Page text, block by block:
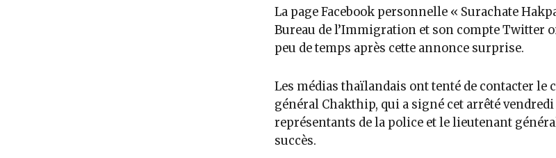
La page Facebook personnelle « Surachate
Bureau de l’Immigration et son compte Twitter
peu de temps après cette annonce surprise.
Les médias thaïlandais ont tenté de contacter le
général Chakthip, qui a signé cet arrêté
représentants de la police et le lieutenant
succès.